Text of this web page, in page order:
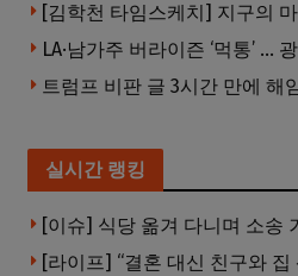
[김학천 타임스케치] 지구의 마
LA·남가주 버라이즌 ‘먹통’ …
실시간 랭킹